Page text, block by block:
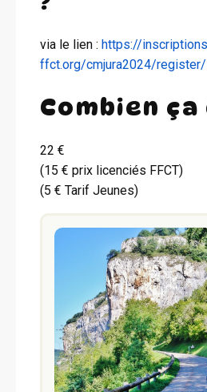
via le lien : https://
ffct.org/cmjura2024/
Combien
22 €
(15 € prix licenciés FFCT)
(5 € Tarif Jeunes)